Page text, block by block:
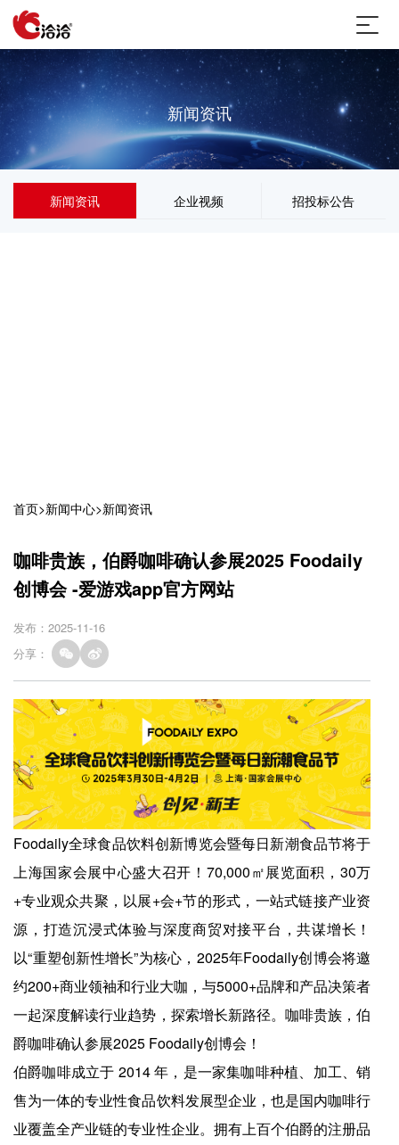
新闻资讯
新闻资讯 企业视频 招投标公告
首页>新闻中心>新闻资讯
咖啡贵族，伯爵咖啡确认参展2025 Foodaily
创博会 -爱游戏app官方网站
发布：2025-11-16
分享：
Foodaily全球食品饮料创新博览会暨每日新潮食品节将于
上海国家会展中心盛大召开！70,000㎡展览面积，30万
+专业观众共聚，以展+会+节的形式，一站式链接产业资
源，打造沉浸式体验与深度商贸对接平台，共谋增长！
以“重塑创新性增长”为核心，2025年Foodaily创博会将邀
约200+商业领袖和行业大咖，与5000+品牌和产品决策者
一起深度解读行业趋势，探索增长新路径。咖啡贵族，伯
爵咖啡确认参展2025 Foodaily创博会！
伯爵咖啡成立于 2014 年，是一家集咖啡种植、加工、销
售为一体的专业性食品饮料发展型企业，也是国内咖啡行
业覆盖全产业链的专业性企业。拥有上百个伯爵的注册品